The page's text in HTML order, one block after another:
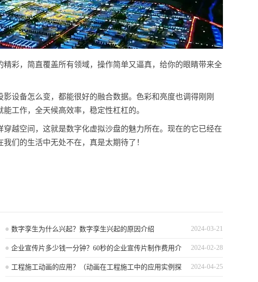
彩，简直覆盖所有领域，操作简单又逼真，给你的眼睛带来全
设备怎么变，都能很好的融合数据。色彩和亮度也调得刚刚
工作，全天候高效率，稳定性杠杠的。
越空间，这就是数字化虚拟沙盘的魅力所在。现在的它已经在
们的生活中无处不在，真是太期待了！
2024-03-21
数字孪生为什么兴起？数字孪生兴起的原因介绍
2024-02-28
企业宣传片多少钱一分钟？60秒的企业宣传片制作费用介
绍 2024-04-25
工程施工动画的应用？（动画在工程施工中的应用实例探